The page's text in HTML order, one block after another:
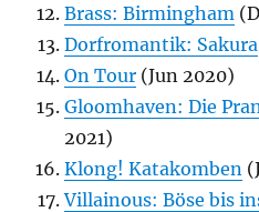
Brass: Birmingham
Dorfromantik: Sakura
On Tour (Jun 2020)
Gloomhaven: Die
2021)
Klong! Katakomben
Villainous: Böse bis